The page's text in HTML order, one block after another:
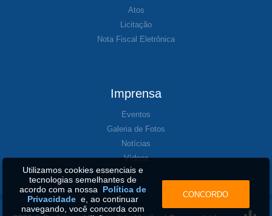
Atos
Licitação
Nota Fiscal Eletrônica
Imprensa
Eventos
Galeria de Fotos
Notícias
Vídeos
Utilizamos cookies essenciais e
tecnologias semelhantes de
acordo com a nossa Política de
Privacidadee, ao continuar
navegando, você concorda com
CONCORDO